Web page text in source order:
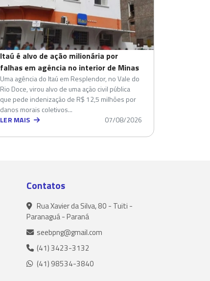
Itaú é alvo de ação milionária por
falhas em agência no interior de Minas
Uma agência do Itaú em Resplendor, no Vale do
Rio Doce, virou alvo de uma ação civil pública
que pede indenização de R$ 12,5 milhões por
danos morais coletivos...
LER MAIS
07/08/2026
Contatos
Rua Xavier da Silva, 80 - Tuiti -
Paranaguá - Paraná
seebpng@gmail.com
(41) 3423-3132
(41) 98534-3840